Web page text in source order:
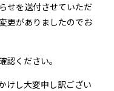
せを送付させていただ
更がありましたのでお
ください。
けし大変申し訳ござい